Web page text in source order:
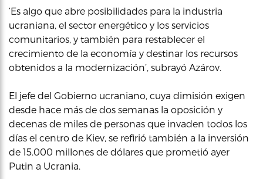
‘Es algo que abre posibilidades para la industria
ucraniana, el sector energético y los servicios
comunitarios, y también para restablecer el
crecimiento de la economía y destinar los recursos
obtenidos a la modernización’, subrayó Azárov.
El jefe del Gobierno ucraniano, cuya dimisión exigen
desde hace más de dos semanas la oposición y
decenas de miles de personas que invaden todos los
días el centro de Kiev, se refirió también a la inversión
de 15.000 millones de dólares que prometió ayer
Putin a Ucrania.